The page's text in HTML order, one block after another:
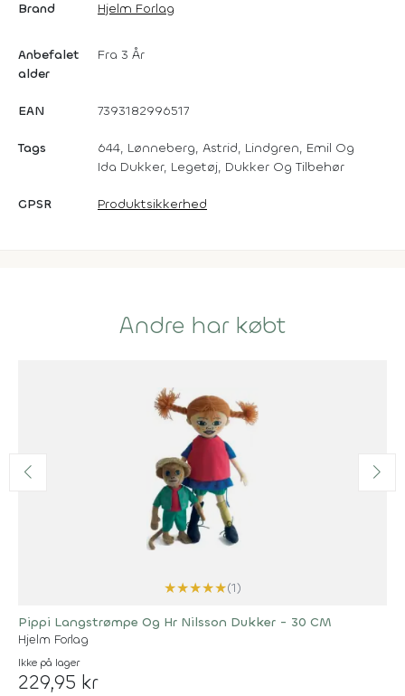
Brand Hjelm Forlag
Anbefalet
alder
Fra 3 År
EAN 7393182996517
Tags
644, Lønneberg, Astrid, Lindgren, Emil Og
Ida Dukker, Legetøj, Dukker Og Tilbehør
GPSR Produktsikkerhed
Andre har købt
★★★★★(1)
Pippi Langstrømpe Og Hr Nilsson Dukker - 30 CM
Hjelm Forlag
Ikke på lager
229,95 kr